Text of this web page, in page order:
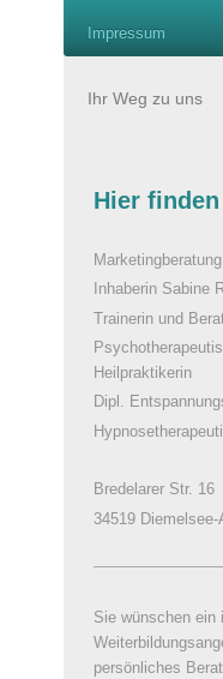
Impressum
Ihr Weg zu uns
Hier
Inhaberin Sabine
Trainerin und
Heilpraktikerin
Dipl.
Bredelarer Str. 16
34519 Diemelsee-
Sie wünschen ein
persönliches